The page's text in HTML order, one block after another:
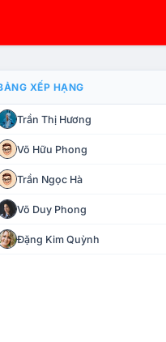
CHẾ TÀI XỬ LÝ VI PHẠM
XẾP HẠNG
Trần Thị Hương
Võ Hữu Phong
Trần Ngọc Hà
Võ Duy Phong
Đặng Kim Quỳnh